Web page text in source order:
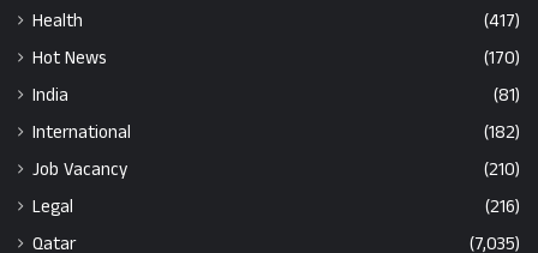
Health
(417)
Hot News
(170)
India
(81)
International
(182)
Job Vacancy
(210)
Legal
(216)
Qatar
(7,035)